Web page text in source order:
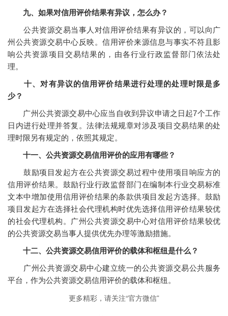
九、如果对信用评价结果有异议，怎么办？
公共资源交易当事人对信用评价结果有异议的，可以向广
州公共资源交易中心反映。信用评价来源信息与事实不符且影
响公共资源项目交易结果的，由各行业行政监督部门依法处
理。
十、对有异议的信用评价结果进行处理的处理时限是多
少？
广州公共资源交易中心应当自收到异议申请之日起7个工作
日内进行处理并答复。法律法规规章对涉及项目交易结果的处
理时限另有规定的，依照其规定。
十一、公共资源交易信用评价的应用有哪些？
鼓励项目发起方在公共资源交易过程中使用项目响应方的
信用评价结果。鼓励行业行政监督部门在编制本行业交易标准
文本中增加使用信用评价结果的条款供项目发起方选择。鼓励
项目发起方在选择社会代理机构时优先选择信用评价结果较优
的社会代理机构。广州公共资源交易中心对信用评价结果较优
的公共资源交易当事人提供优先办理等激励措施。
十二、公共资源交易信用评价的载体和枢纽是什么？
广州公共资源交易中心建立统一的公共资源交易公共服务
平台，作为公共资源交易信用评价的载体和枢纽。
更多精彩，请关注“官方微信”